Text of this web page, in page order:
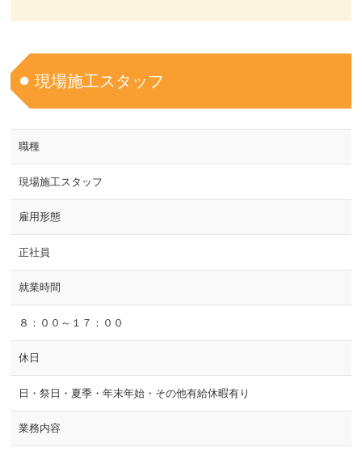
現場施工スタッフ
職種
現場施工スタッフ
雇用形態
正社員
就業時間
８：００～１７：００
休日
日・祭日・夏季・年末年始・その他有給休暇有り
業務内容